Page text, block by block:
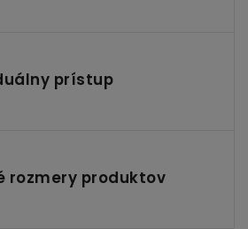
prístup
rozmery produktov